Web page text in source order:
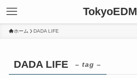
TokyoEDM
ホーム DADA LIFE
DADA LIFE – tag –